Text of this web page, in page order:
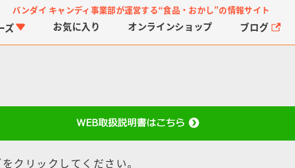
バンダイ キャンディ事業部が運営する“食品・おかし”の情報サイト
ズ お気に入り オンラインショップ ブログ
クリックしてください。